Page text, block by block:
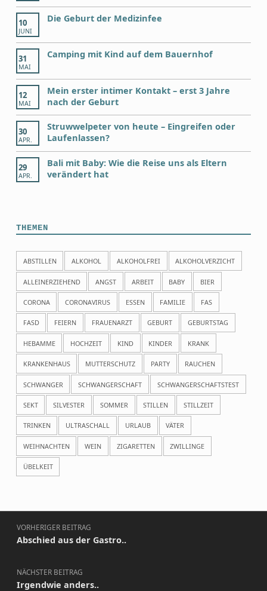
10
JUNI
Die Geburt der Medizinfee
31
MAI
Camping mit Kind auf dem Bauernhof
12
MAI
Mein erster intimer Kontakt – erst 3 Jahre
nach der Geburt
30
APR.
Struwwelpeter von heute – Eingreifen oder
Laufenlassen?
29
APR.
Bali mit Baby: Wie die Reise uns als Eltern
verändert hat
THEMEN
ABSTILLEN ALKOHOL ALKOHOLFREI ALKOHOLVERZICHT
ALLEINERZIEHEND ANGST ARBEIT BABY BIER
CORONA CORONAVIRUS ESSEN FAMILIE FAS
FASD FEIERN FRAUENARZT GEBURT GEBURTSTAG
HEBAMME HOCHZEIT KIND KINDER KRANK
KRANKENHAUS MUTTERSCHUTZ PARTY RAUCHEN
SCHWANGER SCHWANGERSCHAFT SCHWANGERSCHAFTSTEST
SEKT SILVESTER SOMMER STILLEN STILLZEIT
TRINKEN ULTRASCHALL URLAUB VÄTER
WEIHNACHTEN WEIN ZIGARETTEN ZWILLINGE
ÜBELKEIT
Beitragsnavigation
VORHERIGER BEITRAG
Abschied aus der Gastro..
NÄCHSTER BEITRAG
Irgendwie anders..